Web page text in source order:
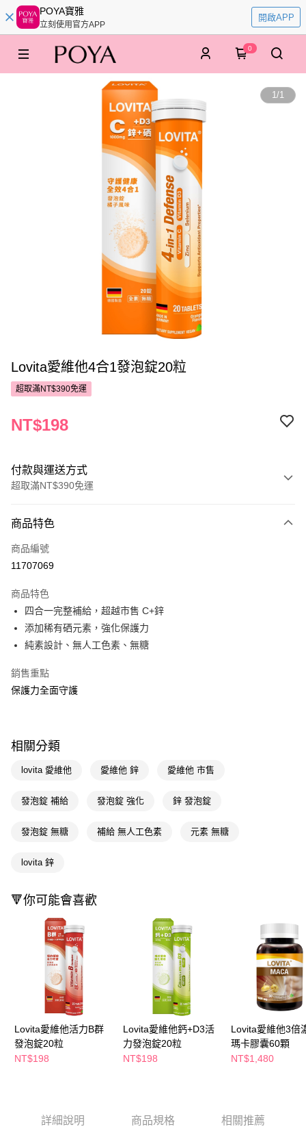
POYA寶雅
立刻使用官方APP
開啟APP
0
1/1
Lovita愛維他4合1發泡錠20粒
超取滿NT$390免運
NT$198
付款與運送方式
超取滿NT$390免運
POYA支付
信用卡一次付款
LINE Pay
Apple Pay
悠遊付
相關說明
【關於「AFTEE先享後付」】
１．簡單：不需註冊會員、不需綁卡、不需儲值。
３．安心：先確認商品／服務後，再付款。
１．於結帳方式選擇「AFTEE先享後付」後，將跳轉至「AFTEE先享後付」
３．收到繳費通知簡訊後14天內，點擊此簡訊中的連結，可透過四大超商／
※ 請注意：結帳手續完成當下不需立刻繳費，但若您需要取消訂單，請聯絡
購買商品的店家。未經商家同意取消之訂單仍視為有效，需透過AFTEE先享
後付繳納相關費用。
※ 交易是否成功請以「AFTEE先享後付 」之結帳頁面顯示為準，若有關於
是否繳費成功／繳費後需取消欲退款等相關疑問，請聯繫「AFTEE先享後付
客戶支援中心」https://netprotections.freshdesk.com/support/home
【注意事項】
１．透過由恩沛科技股份有限公司提供之「AFTEE先享後付」服務完成之交
易，需依本服務之必要範圍內提供個人資料，並將交易相關給付款項請求債
權轉讓予恩沛科技股份有限公司。
２．關於個人資料處理事宜，請瀏覽以下網址：
４．使用「AFTEE先享後付」時，將依據個別帳號之用戶狀況，依本公司即
即享券
全家取貨付款
每筆NT$65，滿NT$390(含以上)免運費
萊爾富取貨付款
每筆NT$65，滿NT$490(含以上)免運費
付款後萊爾富取貨
每筆NT$65，滿NT$490(含以上)免運費
7-11取貨付款
每筆NT$65，滿NT$490(含以上)免運費
付款後7-11取貨
每筆NT$100，滿NT$790(含以上)免運費
商品特色
商品編號
11707069
商品特色
四合一完整補給，超越市售 C+鋅
添加稀有硒元素，強化保護力
純素設計、無人工色素、無糖
銷售重點
保護力全面守護
相關分類
lovita 愛維他 愛維他 鋅 愛維他 市售
發泡錠 補給 發泡錠 強化 鋅 發泡錠
發泡錠 無糖 補給 無人工色素 元素 無糖
lovita 鋅
🔻你可能會喜歡
Lovita愛維他活力B群
發泡錠20粒
NT$198
Lovita愛維他鈣+D3活
力發泡錠20粒
NT$198
Lovita愛維他3倍
瑪卡膠囊60顆
NT$1,480
詳細說明 商品規格 相關推薦